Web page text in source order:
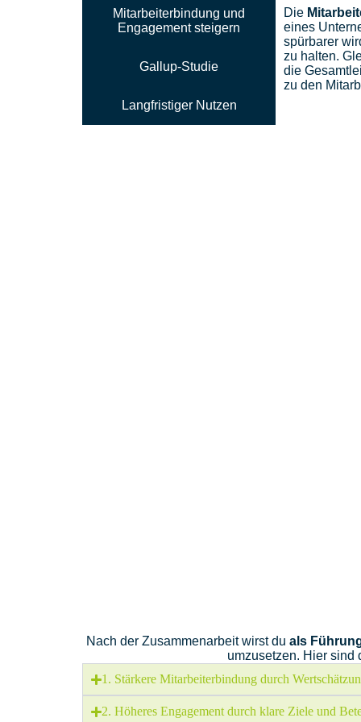
Mitarbeiterbindung und
Engagement steigern
Gallup-Studie
Langfristiger Nutzen
Die
eines
spürbarer
zu halten.
die
zu den
Nach der Zusammenarbeit wirst du als
umzusetzen. Hier sind
1. Stärkere Mitarbeiterbindung durch
2. Höheres Engagement durch klare Ziele und